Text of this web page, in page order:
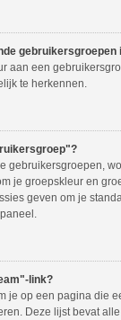
gebruikersgroepen
aan een
te herkennen.
gebruikersgroepen,
je groepskleur en
geven om je
link?
je op een pagina die
Deze lijst bevat